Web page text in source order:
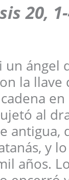
20,
un ángel
la llave
en
al
antigua,
y
años.